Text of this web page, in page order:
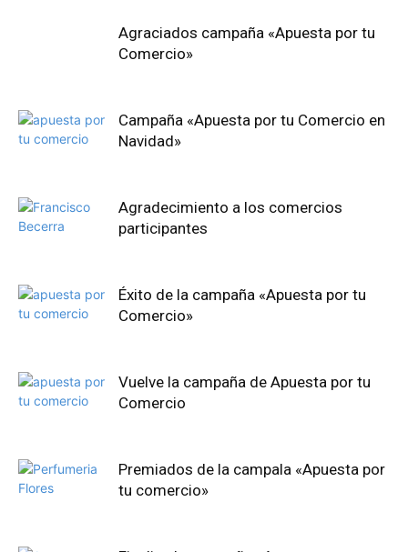
Agraciados campaña «Apuesta por tu
Comercio»
Campaña «Apuesta por tu Comercio en
Navidad»
Agradecimiento a los comercios
participantes
Éxito de la campaña «Apuesta por tu
Comercio»
Vuelve la campaña de Apuesta por tu
Comercio
Premiados de la campala «Apuesta por
tu comercio»